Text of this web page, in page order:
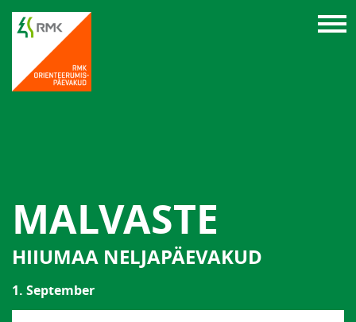
MALVASTE
HIIUMAA NELJAPÄEVAKUD
1. September